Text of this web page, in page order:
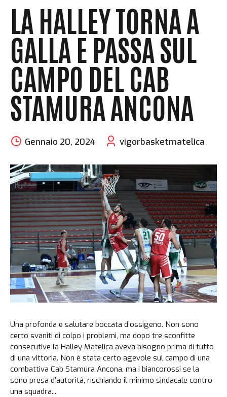
LA HALLEY TORNA A
GALLA E PASSA SUL
CAMPO DEL CAB
STAMURA ANCONA
Gennaio 20, 2024 vigorbasketmatelica
Una profonda e salutare boccata d’ossigeno. Non sono
certo svaniti di colpo i problemi, ma dopo tre sconfitte
consecutive la Halley Matelica aveva bisogno prima di tutto
di una vittoria. Non è stata certo agevole sul campo di una
combattiva Cab Stamura Ancona, ma i biancorossi se la
sono presa d’autorità, rischiando il minimo sindacale contro
una squadra...